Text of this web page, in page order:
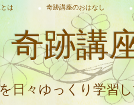
は 奇跡講座のおはなし
奇跡講
日々ゆっくり学習